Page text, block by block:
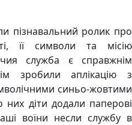
пізнавальний ролик про
її символи та місію
чия служба є справжнім
зробили аплікацію з
синьо-жовтими
діти додали паперові
воїни несли службу в